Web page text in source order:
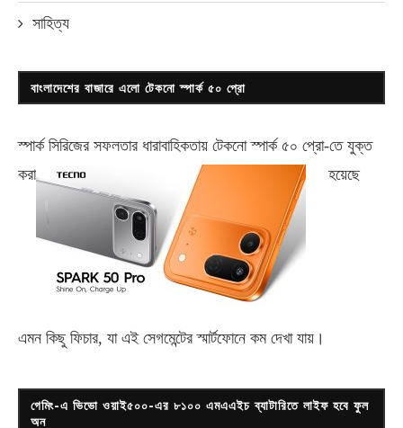
সাহিত্য
বাংলাদেশের বাজারে এলো টেকনো স্পার্ক ৫০ প্রো
স্পার্ক সিরিজের সফলতার ধারাবাহিকতায় টেকনোস্পার্ক ৫০ প্রো-তে যুক্ত
করা
হয়েছে
এমন কিছু ফিচার, যা এই সেগমেন্টের স্মার্টফোনে কম দেখা যায়।
গেমিং-এ ভিভো ওয়াই৫০০-এর ৮১০০ এমএএইচ ব্যাটারিতে লাইফ হবে ফুল
অন